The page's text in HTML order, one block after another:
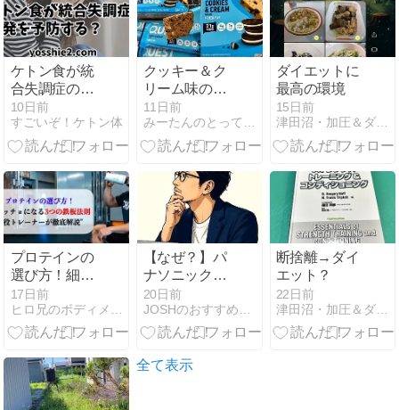
ケトン食が統
合失調症の再
発を予防す
る？
10日前
すごいぞ！ケトン体
クッキー＆ク
リーム味のプ
ロテインバー
を求め
て・・・
11日前
みーたんのとっておき糖質制限おやつ、低糖質スイーツ
ダイエットに
最高の環境
15日前
津田沼・加圧＆ダイエットＢ-ｈｏｌｉｃ
プロテインの
選び方！細マ
ッチョになる
3つの鉄板法
則をトレーナ
17日前
【なぜ？】パ
ナソニックル
ーロ（お掃除
ロボット）が
生産終了した
20日前
断捨離→ダイ
エット？
22日前
津田沼・加圧＆ダイエットＢ-ｈｏｌｉｃ
全て表示